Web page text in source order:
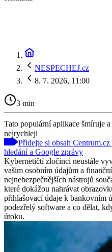
NESPECHEJ.cz
8. 7. 2026, 11:00
3 min
Tato populární aplikace šmíruje
nejrychleji
Přidejte si obsah
hledání a Google zprávy
Kybernetičtí zločinci neustále
vašim osobním údajům a
nejnebezpečnějších nástrojů
které dokážou nahrávat
přihlašovací údaje k bankovním
podezřelý software a co dělat,
útoku.